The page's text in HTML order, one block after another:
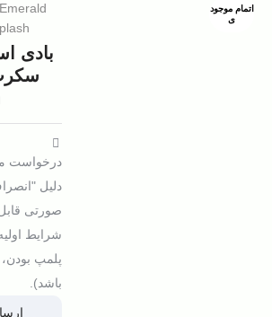
اتمام موجود
ی
بادی
درخواست
دلیل
صورتی قابل
شرایط
پلمپ بودن،
باشد).